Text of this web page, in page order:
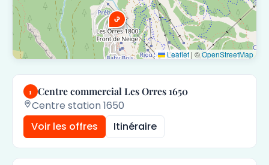
3
Leaflet | ©OpenStreetMap
1 Centre commercial Les Orres 1650
Centre station 1650
Voir les offres
Itinéraire